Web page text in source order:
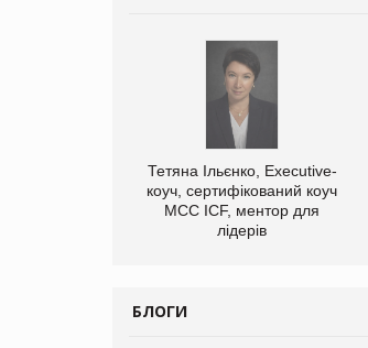
Тетяна Ільєнко, Executive-
коуч, сертифікований коуч
МСС ICF, ментор для
лідерів
БЛОГИ